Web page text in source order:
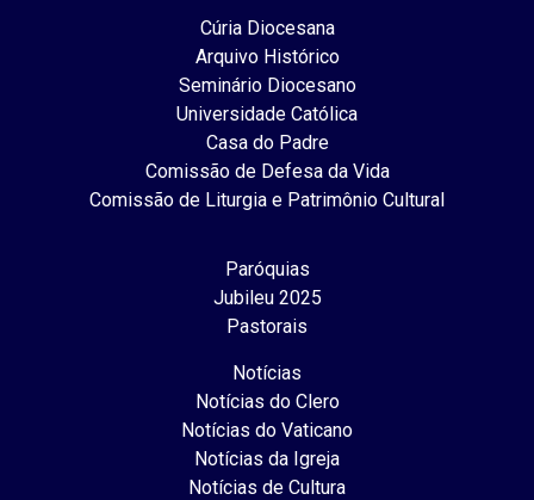
Cúria Diocesana
Arquivo Histórico
Seminário Diocesano
Universidade Católica
Casa do Padre
Comissão de Defesa da Vida
Comissão de Liturgia e Patrimônio Cultural
Paróquias
Jubileu 2025
Pastorais
Notícias
Notícias do Clero
Notícias do Vaticano
Notícias da Igreja
Notícias de Cultura